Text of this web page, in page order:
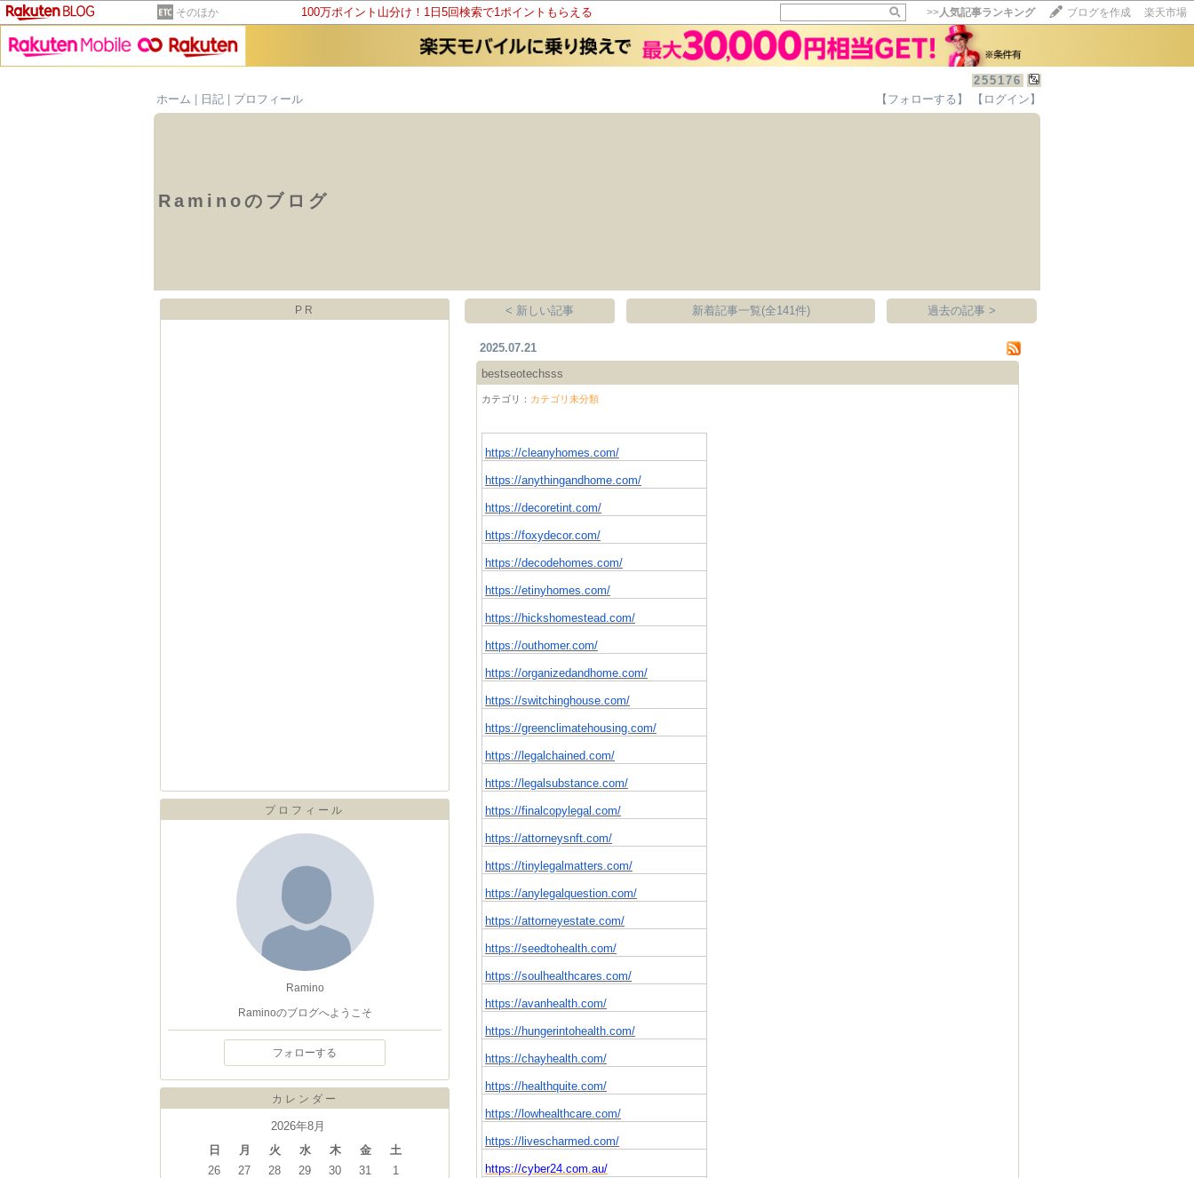
そのほか 100万ポイント山分け！1日5回検索で1ポイントもらえる >>人気記事ランキング ブログを作成 楽天市場
255176
ホーム
日記 プロフィール 【フォローする】 【ログイン】
Raminoのブログ
PR
プロフィール
Ramino
Raminoのブログへようこそ
フォローする
カレンダー
2026年8月
日
月 火 水 木 金
土
26
27 28 29 30 31
1
< 新しい記事 新着記事一覧(全141件) 過去の記事 >
2025.07.21
bestseotechsss
カテゴリ： カテゴリ未分類
https://cleanyhomes.com/
https://anythingandhome.com/
https://decoretint.com/
https://foxydecor.com/
https://decodehomes.com/
https://etinyhomes.com/
https://hickshomestead.com/
https://outhomer.com/
https://organizedandhome.com/
https://switchinghouse.com/
https://greenclimatehousing.com/
https://legalchained.com/
https://legalsubstance.com/
https://finalcopylegal.com/
https://attorneysnft.com/
https://tinylegalmatters.com/
https://anylegalquestion.com/
https://attorneyestate.com/
https://seedtohealth.com/
https://soulhealthcares.com/
https://avanhealth.com/
https://hungerintohealth.com/
https://chayhealth.com/
https://healthquite.com/
https://lowhealthcare.com/
https://livescharmed.com/
https://cyber24.com.au/